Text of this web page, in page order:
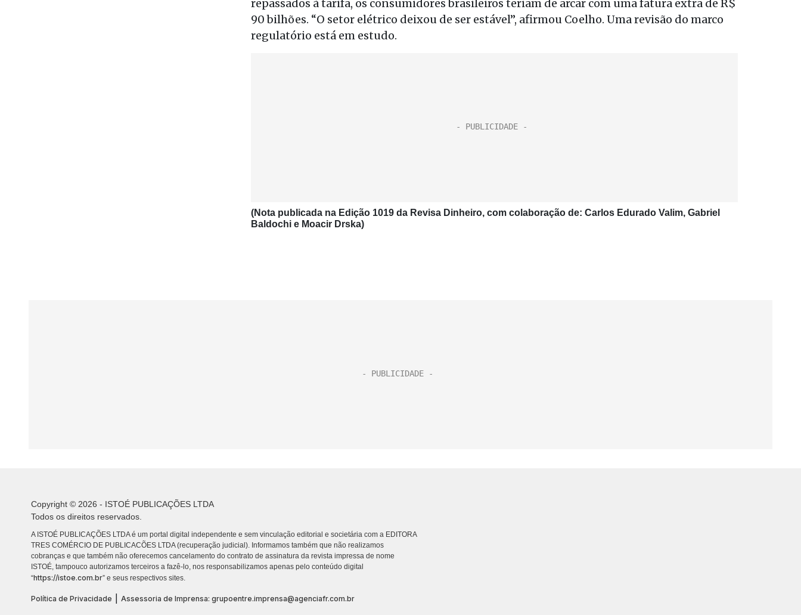
repassados à tarifa, os consumidores brasileiros teriam de arcar com uma fatura extra de R$
90 bilhões. “O setor elétrico deixou de ser estável”, afirmou Coelho. Uma revisão do marco
regulatório está em estudo.
(Nota publicada na Edição 1019 da Revisa Dinheiro, com colaboração de: Carlos Edurado Valim, Gabriel
Baldochi e Moacir Drska)
Copyright © 2026 - ISTOÉ PUBLICAÇÕES LTDA
Todos os direitos reservados.
A ISTOÉ PUBLICAÇÕES LTDA é um portal digital independente e sem vinculação editorial e societária com a EDITORA
TRES COMÉRCIO DE PUBLICACÕES LTDA (recuperação judicial). Informamos também que não realizamos
cobranças e que também não oferecemos cancelamento do contrato de assinatura da revista impressa de nome
ISTOÉ, tampouco autorizamos terceiros a fazê-lo, nos responsabilizamos apenas pelo conteúdo digital
“https://istoe.com.br” e seus respectivos sites.
Política de Privacidade Assessoria de Imprensa: grupoentre.imprensa@agenciafr.com.br